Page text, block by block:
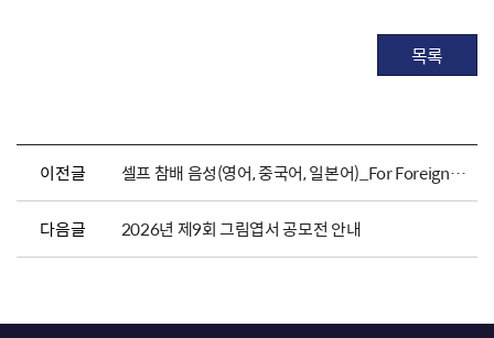
목록
이전글 셀프 참배 음성(영어, 중국어, 일본어)_For Foreigners
다음글 2026년 제9회 그림엽서 공모전 안내